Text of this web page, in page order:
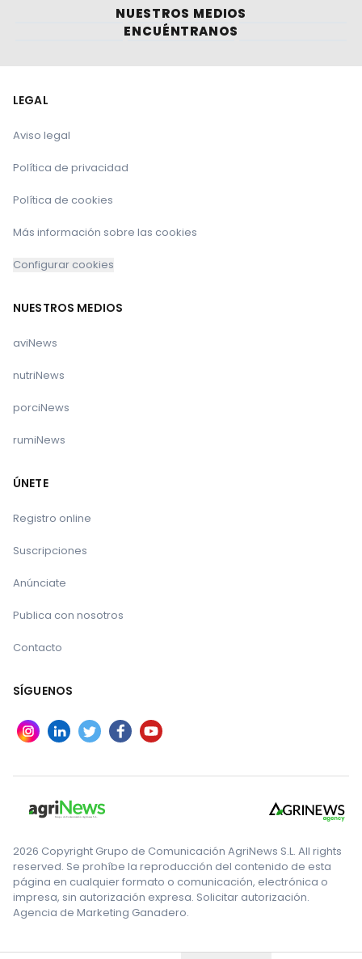
NUESTROS MEDIOS
ENCUÉNTRANOS
LEGAL
Aviso legal
Política de privacidad
Política de cookies
Más información sobre las cookies
Configurar cookies
NUESTROS MEDIOS
aviNews
nutriNews
porciNews
rumiNews
ÚNETE
Registro online
Suscripciones
Anúnciate
Publica con nosotros
Contacto
SÍGUENOS
2026 Copyright Grupo de Comunicación AgriNews S.L. All rights
reserved. Se prohíbe la reproducción del contenido de esta
página en cualquier formato o comunicación, electrónica o
impresa, sin autorización expresa. Solicitar autorización.
Agencia de Marketing Ganadero.